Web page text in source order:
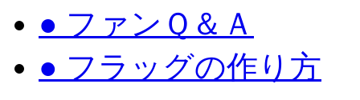
● ファンＱ＆Ａ
● フラッグの作り方